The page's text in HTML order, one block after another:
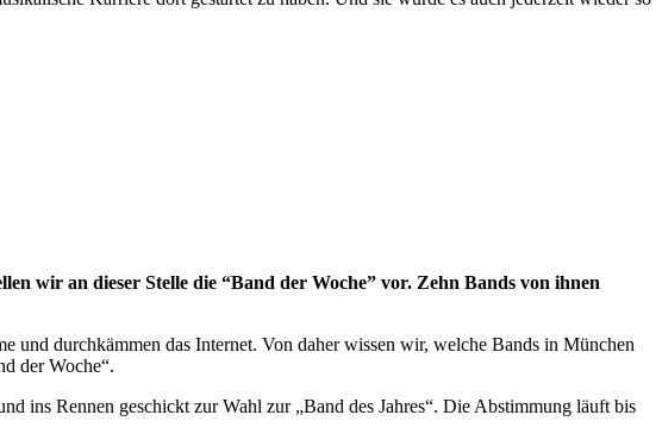
wir an dieser Stelle die “Band der Woche” vor. Zehn Bands von ihnen
und durchkämmen das Internet. Von daher wissen wir, welche Bands in München
der Woche“.
ins Rennen geschickt zur Wahl zur „Band des Jahres“. Die Abstimmung läuft bis